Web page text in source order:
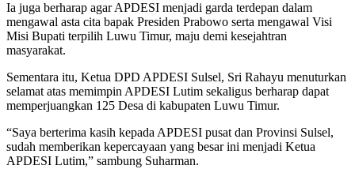
Ia juga berharap agar APDESI menjadi garda terdepan dalam
mengawal asta cita bapak Presiden Prabowo serta mengawal Visi
Misi Bupati terpilih Luwu Timur, maju demi kesejahtran
masyarakat.
Sementara itu, Ketua DPD APDESI Sulsel, Sri Rahayu menuturkan
selamat atas memimpin APDESI Lutim sekaligus berharap dapat
memperjuangkan 125 Desa di kabupaten Luwu Timur.
“Saya berterima kasih kepada APDESI pusat dan Provinsi Sulsel,
sudah memberikan kepercayaan yang besar ini menjadi Ketua
APDESI Lutim,” sambung Suharman.